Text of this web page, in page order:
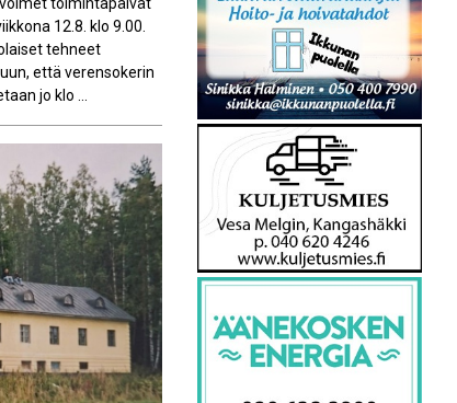
toimintapäivät
12.8. klo 9.00.
tehneet
että verensokerin
jo klo ...